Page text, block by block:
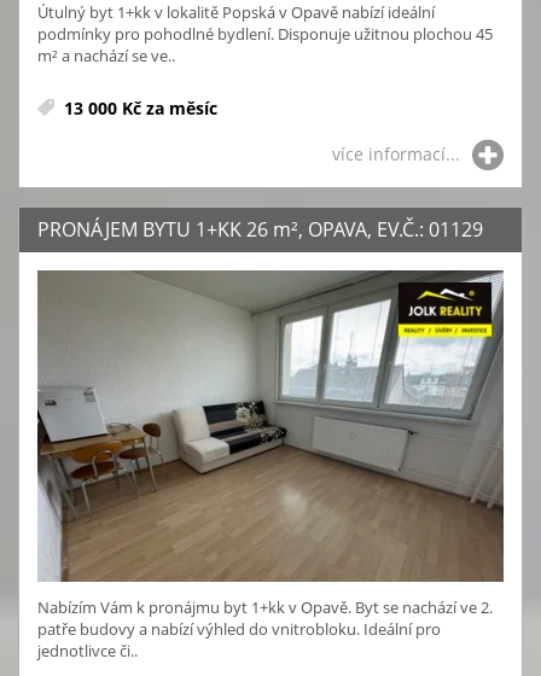
Útulný byt 1+kk v lokalitě Popská v Opavě nabízí ideální
podmínky pro pohodlné bydlení. Disponuje užitnou plochou 45
m² a nachází se ve..
13 000 Kč za měsíc
více informací...
PRONÁJEM BYTU 1+KK 26 m², OPAVA, EV.Č.: 01129
Nabízím Vám k pronájmu byt 1+kk v Opavě. Byt se nachází ve 2.
patře budovy a nabízí výhled do vnitrobloku. Ideální pro
jednotlivce či..